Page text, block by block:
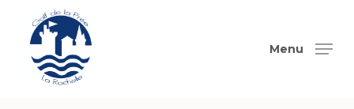
content
Menu